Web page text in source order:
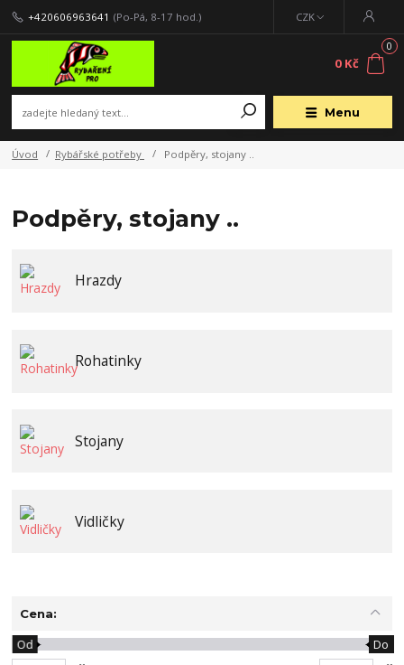
Menu
CZK
+420606963641 (Po-Pá, 8-17 hod.)
0
0 Kč
Úvod Rybářské potřeby Podpěry, stojany ..
Podpěry, stojany ..
Hrazdy
Rohatinky
Stojany
Vidličky
Cena:
Od Do